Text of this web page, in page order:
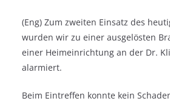
(Eng) Zum zweiten Einsatz des
wurden wir zu einer ausgelösten
einer Heimeinrichtung an der Dr.
alarmiert.
Beim Eintreffen konnte kein